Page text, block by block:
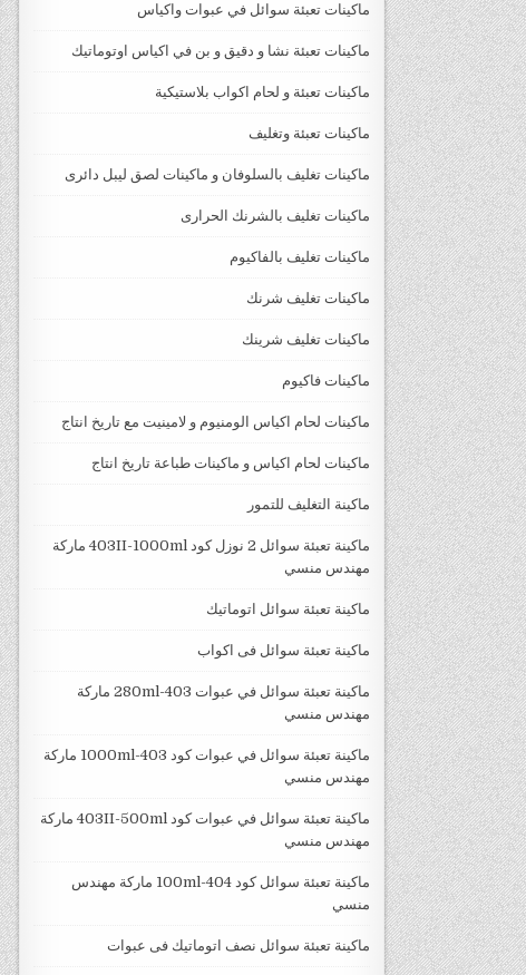
ماكينات تعبئة سوائل في عبوات واكياس
ماكينات تعبئة نشا و دقيق و بن في اكياس اوتوماتيك
ماكينات تعبئة و لحام اكواب بلاستيكية
ماكينات تعبئة وتغليف
ماكينات تغليف بالسلوفان و ماكينات لصق ليبل دائرى
ماكينات تغليف بالشرنك الحرارى
ماكينات تغليف بالفاكيوم
ماكينات تغليف شرنك
ماكينات تغليف شرينك
ماكينات فاكيوم
ماكينات لحام اكياس الومنيوم و لامينيت مع تاريخ انتاج
ماكينات لحام اكياس و ماكينات طباعة تاريخ انتاج
ماكينة التغليف للتمور
ماكينة تعبئة سوائل 2 نوزل كود 403II-1000ml ماركة
مهندس منسي
ماكينة تعبئة سوائل اتوماتيك
ماكينة تعبئة سوائل فى اكواب
ماكينة تعبئة سوائل في عبوات 403-280ml ماركة
مهندس منسي
ماكينة تعبئة سوائل في عبوات كود 403-1000ml ماركة
مهندس منسي
ماكينة تعبئة سوائل في عبوات كود 403II-500ml ماركة
مهندس منسي
ماكينة تعبئة سوائل كود 404-100ml ماركة مهندس
منسي
ماكينة تعبئة سوائل نصف اتوماتيك فى عبوات